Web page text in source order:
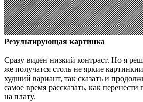
Результирующая картинка
Сразу виден низкий контраст. Но я
же получатся столь не яркие
худший вариант, так сказать и
самое время рассказать, как
на плату.